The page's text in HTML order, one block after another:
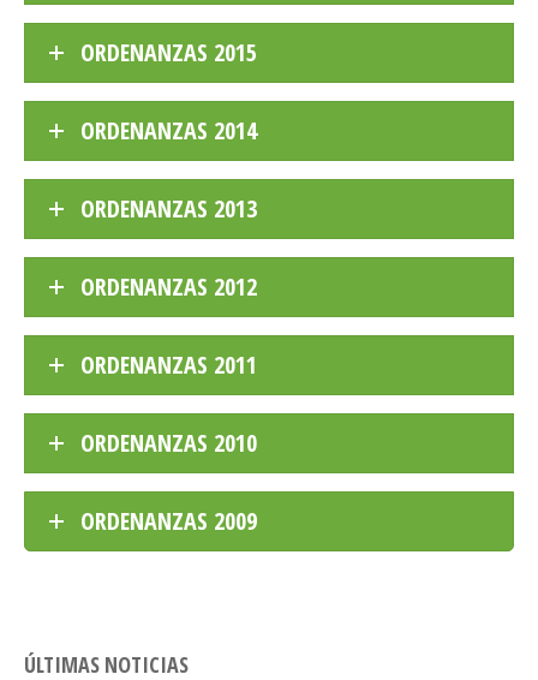
ORDENANZAS 2015
ORDENANZAS 2014
ORDENANZAS 2013
ORDENANZAS 2012
ORDENANZAS 2011
ORDENANZAS 2010
ORDENANZAS 2009
ÚLTIMAS NOTICIAS